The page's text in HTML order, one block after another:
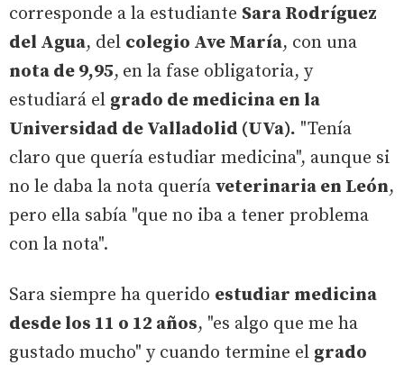
corresponde a la estudiante Sara Rodríguez
del Agua, del colegio Ave María, con una
nota de 9,95, en la fase obligatoria, y
estudiará el grado de medicina en la
Universidad de Valladolid (UVa). "Tenía
claro que quería estudiar medicina", aunque si
no le daba la nota quería veterinaria en León,
pero ella sabía "que no iba a tener problema
con la nota".
Sara siempre ha querido estudiar medicina
desde los 11 o 12 años, "es algo que me ha
gustado mucho" y cuando termine el grado